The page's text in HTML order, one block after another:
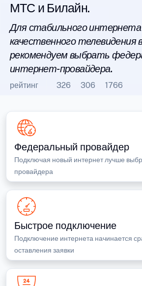
МТС и Билайн.
Для стабильного
качественного телевидения
рекомендуем выбрать
интернет-провайдера.
рейтинг 326 306 1766
Федеральный провайдер
Подключая новый интернет лучше
провайдера
Быстрое подключение
Подключение интернета начинается
оставления заявки